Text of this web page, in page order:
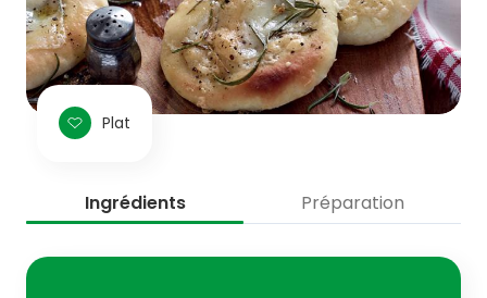
Plat
Ingrédients Préparation